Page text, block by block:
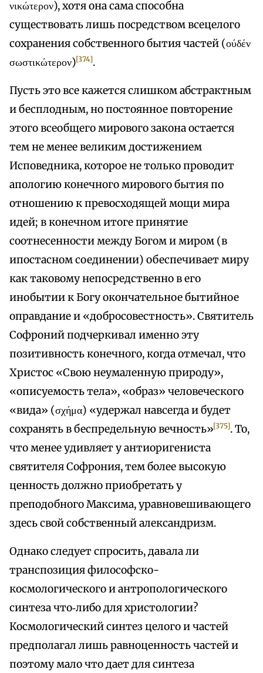
νικώτερον), хотя она сама способна
существовать лишь посредством всецелого
сохранения собственного бытия частей (ούδέν
σωστικώτερον)[374].
Пусть это все кажется слишком абстрактным
и бесплодным, но постоянное повторение
этого всеобщего мирового закона остается
тем не менее великим достижением
Исповедника, которое не только проводит
апологию конечного мирового бытия по
отношению к превосходящей мощи мира
идей; в конечном итоге принятие
соотнесенности между Богом и миром (в
ипостасном соединении) обеспечивает миру
как таковому непосредственно в его
инобытии к Богу окончательное бытийное
оправдание и «добросовестность». Святитель
Софроний подчеркивал именно эту
позитивность конечного, когда отмечал, что
Христос «Свою неумаленную природу»,
«описуемость тела», «образ» человеческого
«вида» (σχήμα) «удержал навсегда и будет
сохранять в беспредельную вечность»[375]. То,
что менее удивляет у антиоригениста
святителя Софрония, тем более высокую
ценность должно приобретать у
преподобного Максима, уравновешивающего
здесь свой собственный александризм.
Однако следует спросить, давала ли
транспозиция философско-
космологического и антропологического
синтеза что‑либо для христологии?
Космологический синтез целого и частей
предполагал лишь равноценность частей и
поэтому мало что дает для синтеза